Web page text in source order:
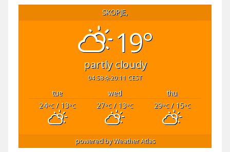
SKOPJE,
19°
partly cloudy
04:58 20:11 CEST
tue wed
thu
24°C/ 13°C 27°C/ 13°C 29°C/ 15°C
powered byWeather Atlas